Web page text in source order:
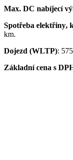
Max. DC nabíjecí vý
Spotřeba elektřiny,
km.
Dojezd (WLTP):
Základní cena s